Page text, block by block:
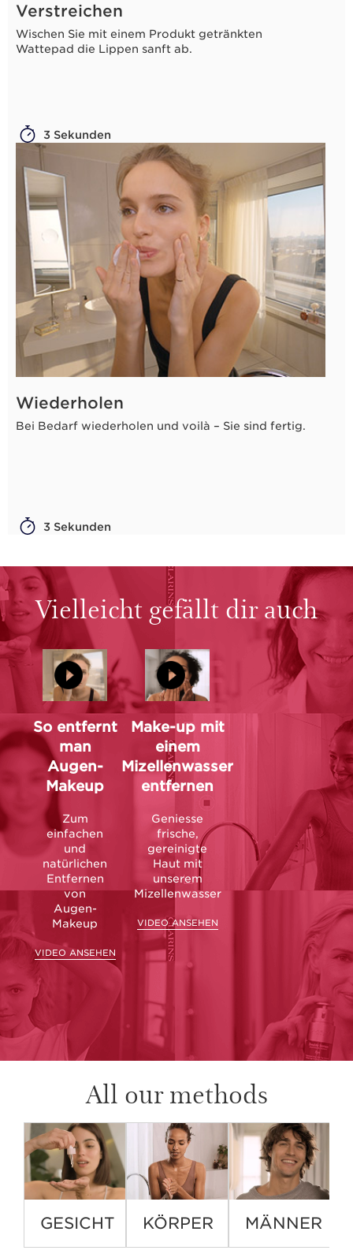
Verstreichen
Wischen Sie mit einem Produkt getränkten
Wattepad die Lippen sanft ab.
3 Sekunden
Wiederholen
Bei Bedarf wiederholen und voilà – Sie sind fertig.
3 Sekunden
Vielleicht gefällt dir auch
So entfernt
man
Augen-
Makeup
Zum
einfachen
und
natürlichen
Entfernen
von
Augen-
Makeup
VIDEO ANSEHEN
Make-up mit
einem
Mizellenwasser
entfernen
Geniesse
frische,
gereinigte
Haut mit
unserem
Mizellenwasser
VIDEO ANSEHEN
All our methods
GESICHT KÖRPER MÄNNER